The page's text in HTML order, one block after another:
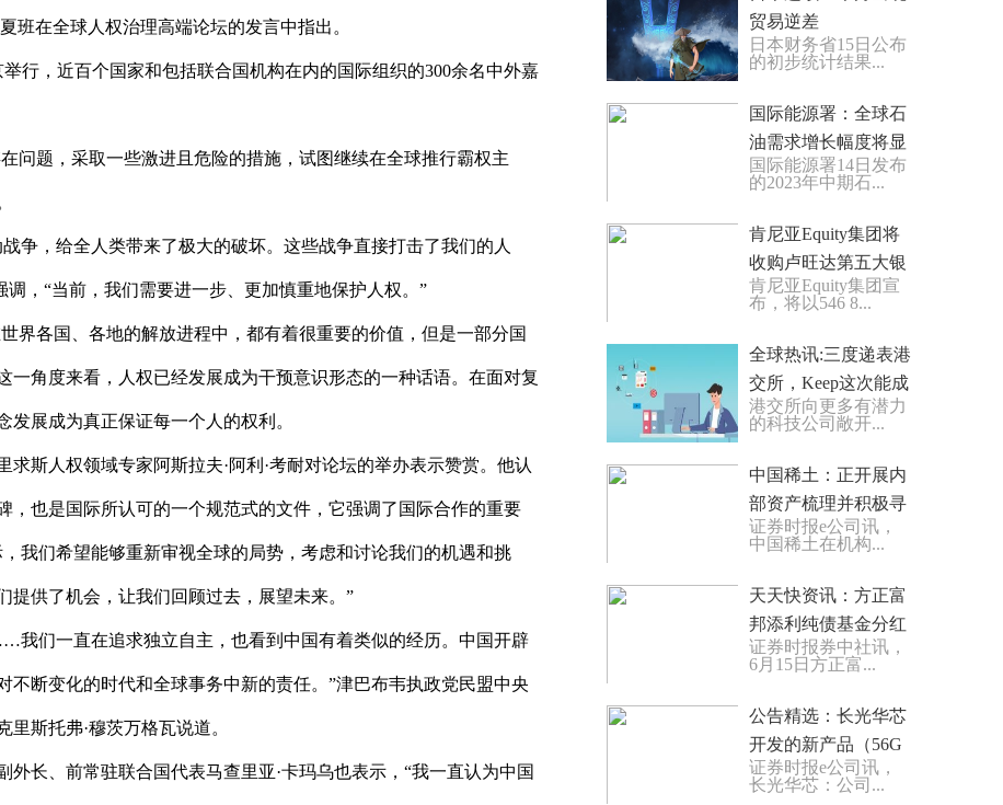
班在全球人权治理高端论坛的发言中指出。
行，近百个国家和包括联合国机构在内的国际组织的300余名中外嘉
问题，采取一些激进且危险的措施，试图继续在全球推行霸权主
争，给全人类带来了极大的破坏。这些战争直接打击了我们的人
，“当前，我们需要进一步、更加慎重地保护人权。”
界各国、各地的解放进程中，都有着很重要的价值，但是一部分国
角度来看，人权已经发展成为干预意识形态的一种话语。在面对复
展成为真正保证每一个人的权利。
斯人权领域专家阿斯拉夫·阿利·考耐对论坛的举办表示赞赏。他认
，也是国际所认可的一个规范式的文件，它强调了国际合作的重要
我们希望能够重新审视全球的局势，考虑和讨论我们的机遇和挑
提供了机会，让我们回顾过去，展望未来。”
我们一直在追求独立自主，也看到中国有着类似的经历。中国开辟
断变化的时代和全球事务中新的责任。”津巴布韦执政党民盟中央
斯托弗·穆茨万格瓦说道。
长、前常驻联合国代表马查里亚·卡玛乌也表示，“我一直认为中国
贸易逆差
日本财务省15日公布
的初步统计结果...
国际能源署：全球石
油需求增长幅度将显
著放缓 观焦点
国际能源署14日发布
的2023年中期石...
肯尼亚Equity集团将
收购卢旺达第五大银
行91.93%的股份
肯尼亚Equity集团宣
布，将以546 8...
全球热讯:三度递表港
交所，Keep这次能成
吗？
港交所向更多有潜力
的科技公司敞开...
中国稀土：正开展内
部资产梳理并积极寻
求外部产业投资机会
证券时报e公司讯，
中国稀土在机构...
天天快资讯：方正富
邦添利纯债基金分红
证券时报券中社讯，
6月15日方正富...
公告精选：长光华芯
开发的新产品（56G
PAM4 EML光通信芯
证券时报e公司讯，
长光华芯：公司...